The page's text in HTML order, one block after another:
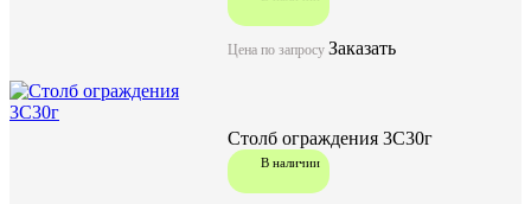
Характеристики:
3000
Ширина (W), мм
Высота (H), мм
Масса, кг
Цена по запросуЗаказать
В наличии
Столб ограждения 3С30г